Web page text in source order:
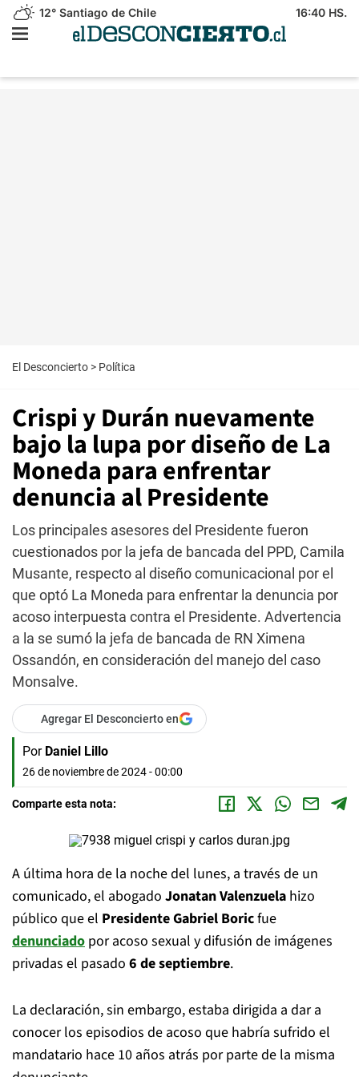
12° Santiago de Chile 16:40 HS.
El Desconcierto > Política
Crispi y Durán nuevamente
bajo la lupa por diseño de La
Moneda para enfrentar
denuncia al Presidente
Los principales asesores del Presidente fueron
cuestionados por la jefa de bancada del PPD, Camila
Musante, respecto al diseño comunicacional por el
que optó La Moneda para enfrentar la denuncia por
acoso interpuesta contra el Presidente. Advertencia
a la se sumó la jefa de bancada de RN Ximena
Ossandón, en consideración del manejo del caso
Monsalve.
Agregar El Desconcierto en
Por Daniel Lillo
26 de noviembre de 2024 - 00:00
Comparte esta nota:
A última hora de la noche del lunes, a través de un
comunicado, el abogado Jonatan Valenzuela hizo
público que el Presidente Gabriel Boricfue
denunciado por acoso sexual y difusión de imágenes
privadas el pasado 6 de septiembre.
La declaración, sin embargo, estaba dirigida a dar a
conocer los episodios de acoso que habría sufrido el
mandatario hace 10 años atrás por parte de la misma